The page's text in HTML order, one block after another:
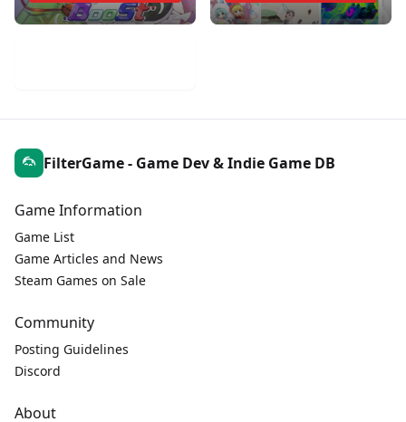
FilterGame - Game Dev & Indie Game DB
Game Information
Game List
Game Articles and News
Steam Games on Sale
Community
Posting Guidelines
Discord
About